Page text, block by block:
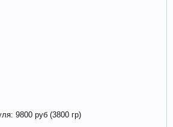
9800 руб (3800 гр)